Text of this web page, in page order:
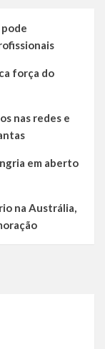
força do
nas redes e
em aberto
na Austrália,